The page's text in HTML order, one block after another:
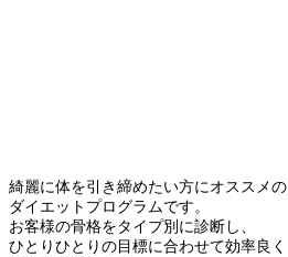
綺麗に体を引き締めたい方にオススメの
ダイエットプログラムです。
お客様の骨格をタイプ別に診断し、
ひとりひとりの目標に合わせて効率良く